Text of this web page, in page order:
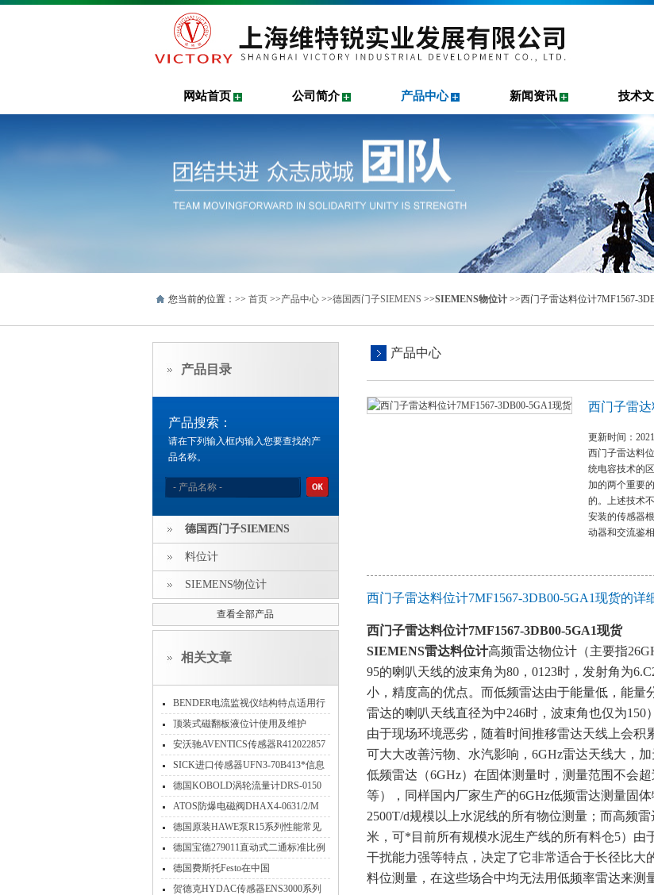
网站首页 公司简介 产品中心 新闻资讯 技术
您当前的位置：>> 首页 >>产品中心 >>德国西门子SIEMENS >>SIEMENS物位计 >>西门子雷达料位计7MF1567-
产品目录
产品搜索：
请在下列输入框内输入您要查找的产
品名称。
德国西门子SIEMENS
料位计
SIEMENS物位计
查看全部产品
相关文章
BENDER电流监视仪结构特点适用行
业原装现货上海维特锐
顶装式磁翻板液位计使用及维护
安沃驰AVENTICS传感器R412022857
工作原理
SICK进口传感器UFN3-70B413*信息
技术特点介绍
德国KOBOLD涡轮流量计DRS-0150
K0000资料介绍
ATOS防爆电磁阀DHAX4-0631/2/M
24DC 13/W优势供应
德国原装HAWE泵R15系列性能常见
故障处理上海维特锐现货
德国宝德279011直动式二通标准比例
电磁阀
德国费斯托Festo在中国
贺德克HYDAC传感器ENS3000系列
产品中心
西门子雷达
更新时间：
西门子雷达料
统电容技术的
加的两个重要
的。上述技术
安装的传感器
动器和交流鉴相
西门子雷达料位计7MF1567-3DB00-5GA1现货的详
西门子雷达料位计7MF1567-3DB00-5GA1现货
SIEMENS雷达料位计高频雷达物位计（主要指
95的喇叭天线的波束角为80，0123时，发射角为
小，精度高的优点。而低频雷达由于能量低，能
雷达的喇叭天线直径为中246时，波束角也仅为150
由于现场环境恶劣，随着时间推移雷达天线上会积
可大大改善污物、水汽影响，6GHz雷达天线大，
低频雷达（6GHz）在固体测量时，测量范围不会
等），同样国内厂家生产的6GHz低频雷达测量固
2500T/d规模以上水泥线的所有物位测量；而高频
米，可*目前所有规模水泥生产线的所有料仓5）
干扰能力强等特点，决定了它非常适合于长径比
料位测量，在这些场合中均无法用低频率雷达来测